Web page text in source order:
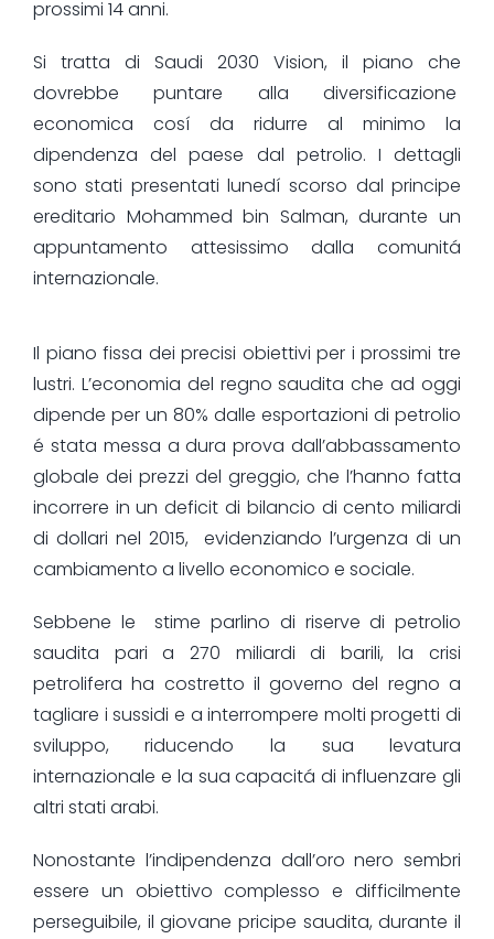
prossimi 14 anni.
Si tratta di Saudi 2030 Vision, il piano che
dovrebbe puntare alla diversificazione
economica cosí da ridurre al minimo la
dipendenza del paese dal petrolio. I dettagli
sono stati presentati lunedí scorso dal principe
ereditario Mohammed bin Salman, durante un
appuntamento attesissimo dalla comunitá
internazionale.
Il piano fissa dei precisi obiettivi per i prossimi tre
lustri. L’economia del regno saudita che ad oggi
dipende per un 80% dalle esportazioni di petrolio
é stata messa a dura prova dall’abbassamento
globale dei prezzi del greggio, che l’hanno fatta
incorrere in un deficit di bilancio di cento miliardi
di dollari nel 2015, evidenziando l’urgenza di un
cambiamento a livello economico e sociale.
Sebbene le stime parlino di riserve di petrolio
saudita pari a 270 miliardi di barili, la crisi
petrolifera ha costretto il governo del regno a
tagliare i sussidi e a interrompere molti progetti di
sviluppo, riducendo la sua levatura
internazionale e la sua capacitá di influenzare gli
altri stati arabi.
Nonostante l’indipendenza dall’oro nero sembri
essere un obiettivo complesso e difficilmente
perseguibile, il giovane pricipe saudita, durante il